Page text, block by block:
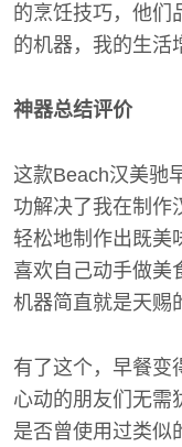
的烹饪技巧，他们
的机器，我的生活
神器总结评价
这款Beach汉美驰
功解决了我在制作
轻松地制作出既美
喜欢自己动手做美
机器简直就是天赐
有了这个，早餐变
心动的朋友们无需
是否曾使用过类似